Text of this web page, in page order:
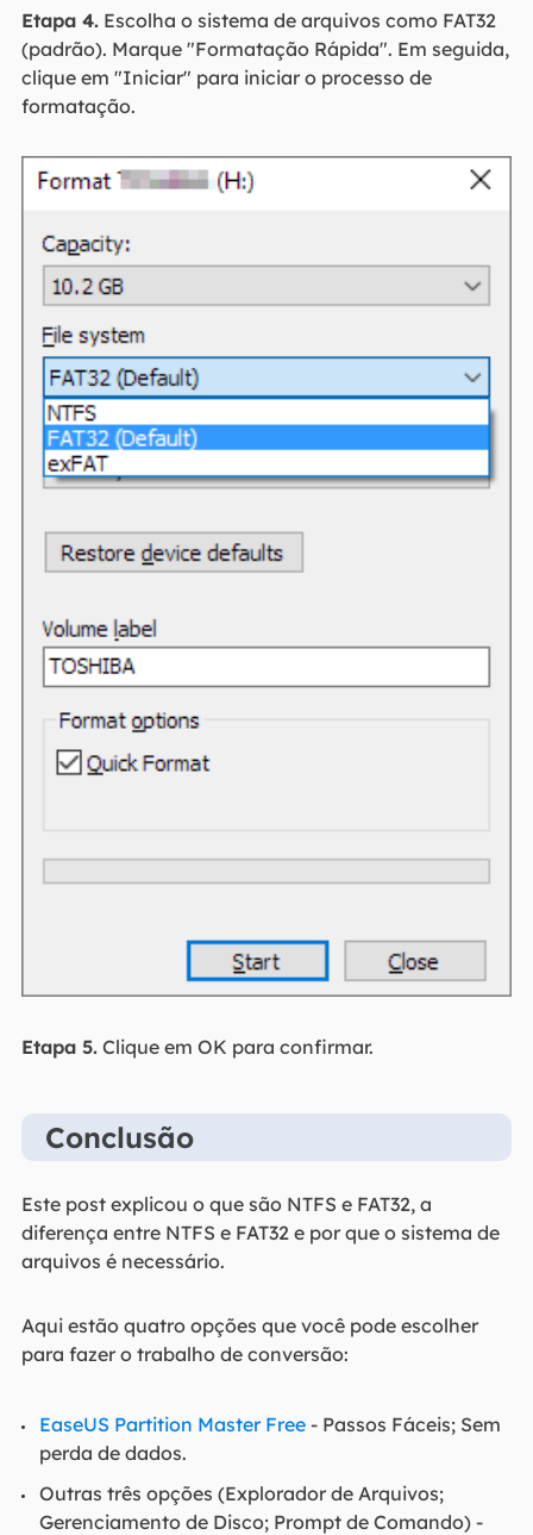
Etapa 4.Escolha o sistema de arquivos como FAT32
(padrão). Marque "Formatação Rápida". Em seguida,
clique em "Iniciar" para iniciar o processo de
formatação.
Etapa 5.Clique em OK para confirmar.
Conclusão
Este post explicou o que são NTFS e FAT32, a
diferença entre NTFS e FAT32 e por que o sistema de
arquivos é necessário.
Aqui estão quatro opções que você pode escolher
para fazer o trabalho de conversão:
EaseUS Partition Master Free- Passos Fáceis; Sem
perda de dados.
Outras três opções (Explorador de Arquivos;
Gerenciamento de Disco; Prompt de Comando) -